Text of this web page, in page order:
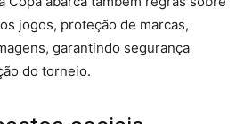
jogos, proteção de marcas,
garantindo segurança
do torneio.